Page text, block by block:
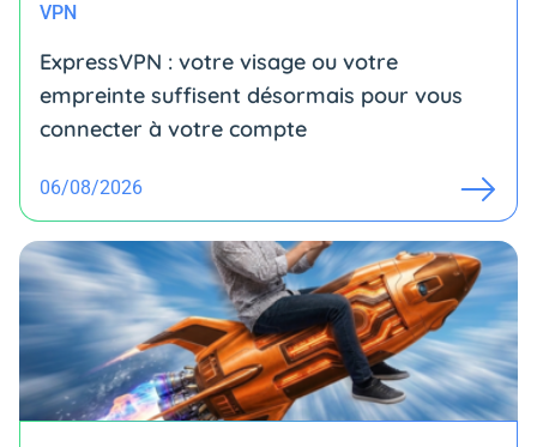
VPN
ExpressVPN : votre visage ou votre
empreinte suffisent désormais pour vous
connecter à votre compte
06/08/2026